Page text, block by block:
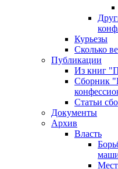
Курьезы
Сколько
Публикации
Из книг
Сборник
Статьи
Документы
Архив
Власть